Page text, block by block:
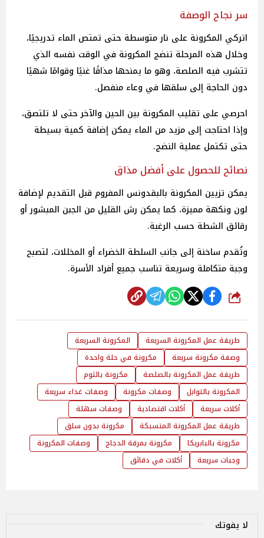
سر نجاح الوصفة
اتركي المكرونة على نار متوسطة حتى تمتص الماء تدريجيًا،
وخلال هذه المرحلة تنضج المكرونة في الوقت نفسه الذي
تتشرب فيه الصلصة، وهو ما يمنحها مذاقًا غنيًا وقوامًا شهيًا
دون الحاجة إلى سلقها في وعاء منفصل.
احرصي على تقليب المكرونة بين الحين والآخر حتى لا تلتصق،
وإذا احتاجت إلى مزيد من الماء يمكن إضافة كمية بسيطة
حتى تكتمل عملية النضج.
نصائح للحصول على أفضل مذاق
يمكن تزيين المكرونة بالبقدونس المفروم قبل التقديم لإضافة
لون ونكهة مميزة، كما يمكن رش القليل من الجبن المبشور أو
رقائق الشطة حسب الرغبة.
وتُقدم ساخنة إلى جانب السلطة الخضراء أو المخللات، لتصبح
وجبة متكاملة وسريعة تناسب جميع أفراد الأسرة.
شارك
طريقة عمل المكرونة السريعة
المكرونة السريعة
وصفة مكرونة سريعة
مكرونة في حلة واحدة
طريقة عمل المكرونة بالصلصة
مكرونة بالثوم
المكرونة بالتوابل
وصفات مكرونة
وصفات غداء سريعة
أكلات سريعة
أكلات اقتصادية
وصفات سهلة
طريقة عمل المكرونة المتسبكة
مكرونة بدون سلق
مكرونة بالبابريكا
مكرونة بمرقة الدجاج
وصفات المكرونة
وجبات سريعة
أكلات في دقائق
لا يفوتك